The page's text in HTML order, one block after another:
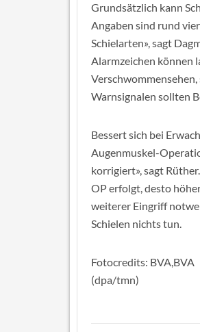
Grundsätzlich kann
Angaben sind rund
Schielarten», sagt
Alarmzeichen können
Warnsignalen sollten
Bessert sich bei
Augenmuskel-
korrigiert», sagt
OP erfolgt, desto
weiterer Eingriff
Schielen nichts tun.
Fotocredits: BVA,BVA
(dpa/tmn)